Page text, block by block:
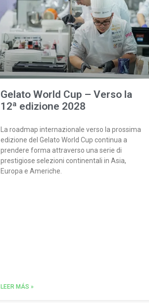
Gelato World Cup – Verso la
12ª edizione 2028
La roadmap internazionale verso la prossima
edizione del Gelato World Cup continua a
prendere forma attraverso una serie di
prestigiose selezioni continentali in Asia,
Europa e Americhe.
LEER MÁS »